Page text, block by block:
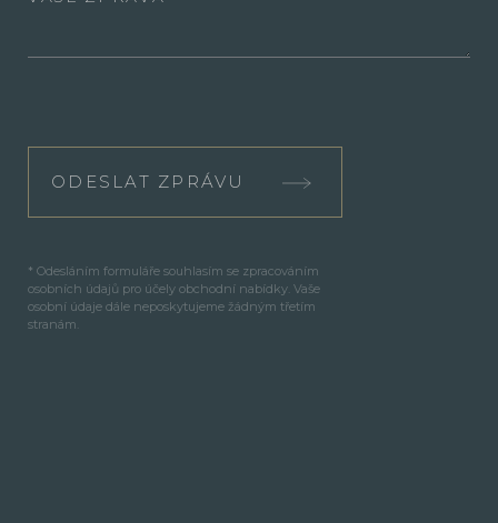
ODESLAT ZPRÁVU
* Odesláním formuláře souhlasím se zpracováním
osobních údajů pro účely obchodní nabídky. Vaše
osobní údaje dále neposkytujeme žádným třetím
stranám.